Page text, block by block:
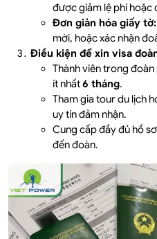
được giảm lệ phí hoặc
Đơn giản hóa giấy tờ:
mời, hoặc xác nhận
Điều kiện để xin visa
Thành viên trong
ít nhất6 tháng.
Tham gia tour du lịch
uy tín đảm nhận.
Cung cấp đầy đủ hồ
đến đoàn.